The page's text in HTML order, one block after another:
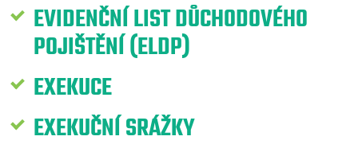
EVIDENČNÍ LIST DŮCHODOVÉHO
POJIŠTĚNÍ (ELDP)
EXEKUCE
EXEKUČNÍ SRÁŽKY